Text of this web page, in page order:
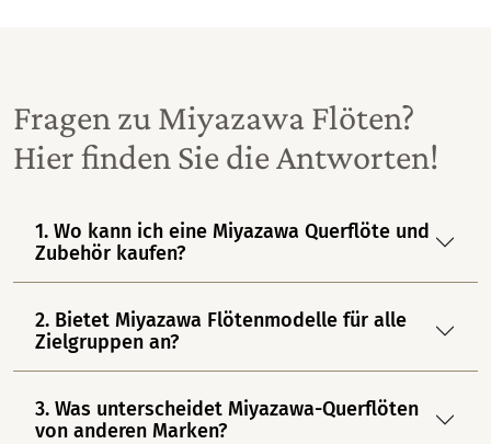
Fragen zu Miyazawa Flöten?
Hier finden Sie die Antworten!
1. Wo kann ich eine Miyazawa Querflöte und
Zubehör kaufen?
2. Bietet Miyazawa Flötenmodelle für alle
Zielgruppen an?
3. Was unterscheidet Miyazawa-Querflöten
von anderen Marken?